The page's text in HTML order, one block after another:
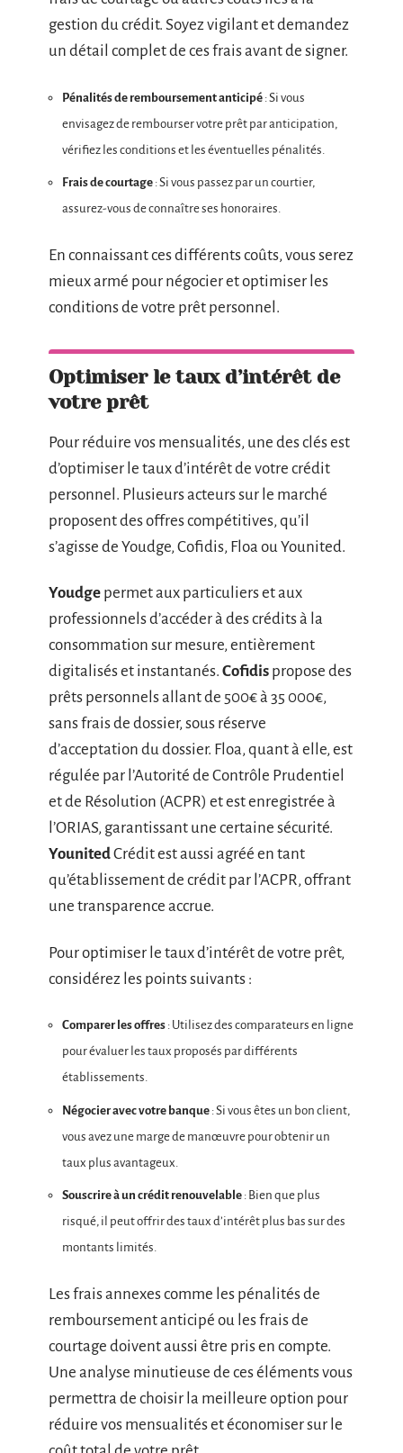
gestion du crédit. Soyez vigilant et demandez
un détail complet de ces frais avant de signer.
Pénalités de remboursement anticipé : Si vous
envisagez de rembourser votre prêt par anticipation,
vérifiez les conditions et les éventuelles pénalités.
Frais de courtage : Si vous passez par un courtier,
assurez-vous de connaître ses honoraires.
En connaissant ces différents coûts, vous serez
mieux armé pour négocier et optimiser les
conditions de votre prêt personnel.
Optimiser le taux d’intérêt de
votre prêt
Pour réduire vos mensualités, une des clés est
d’optimiser le taux d’intérêt de votre crédit
personnel. Plusieurs acteurs sur le marché
proposent des offres compétitives, qu’il
s’agisse de Youdge, Cofidis, Floa ou Younited.
Youdge permet aux particuliers et aux
professionnels d’accéder à des crédits à la
consommation sur mesure, entièrement
digitalisés et instantanés. Cofidis propose des
prêts personnels allant de 500€ à 35 000€,
sans frais de dossier, sous réserve
d’acceptation du dossier. Floa, quant à elle, est
régulée par l’Autorité de Contrôle Prudentiel
et de Résolution (ACPR) et est enregistrée à
l’ORIAS, garantissant une certaine sécurité.
YounitedCrédit est aussi agréé en tant
qu’établissement de crédit par l’ACPR, offrant
une transparence accrue.
Pour optimiser le taux d’intérêt de votre prêt,
considérez les points suivants :
Comparer les offres : Utilisez des comparateurs en ligne
pour évaluer les taux proposés par différents
établissements.
Négocier avec votre banque : Si vous êtes un bon client,
vous avez une marge de manœuvre pour obtenir un
taux plus avantageux.
Souscrire à un crédit renouvelable : Bien que plus
risqué, il peut offrir des taux d’intérêt plus bas sur des
montants limités.
Les frais annexes comme les pénalités de
remboursement anticipé ou les frais de
courtage doivent aussi être pris en compte.
Une analyse minutieuse de ces éléments vous
permettra de choisir la meilleure option pour
réduire vos mensualités et économiser sur le